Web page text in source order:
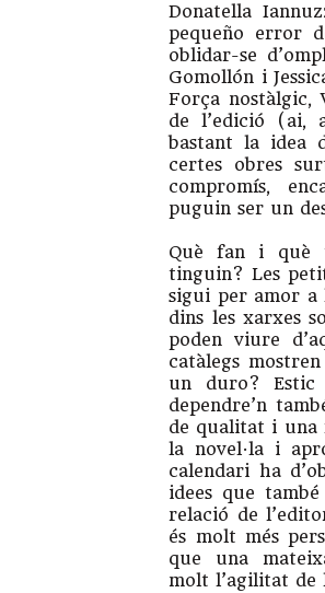
Donatella
pequeño error
oblidar-se
Gomollón i
Força nostàlgic,
de l’edició (ai,
bastant la idea
certes obres
compromís,
puguin ser un
Què fan i què
tinguin? Les
sigui per amor
dins les xarxes
poden viure
catàlegs
un duro? Estic
dependre’n
de qualitat i una
la novel·la i
calendari ha
idees que
relació de
és molt més
que una
molt l’agilitat de